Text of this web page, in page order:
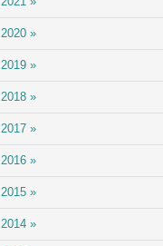
2020 »
2019 »
2018 »
2017 »
2016 »
2015 »
2014 »